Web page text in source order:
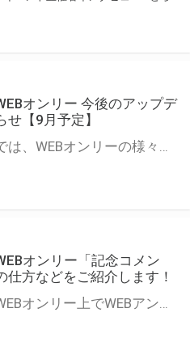
オンリー 今後のアップデ
せ【9月予定】
とらのあなでは、WEBオンリーの様々な支援を実施しています。 今回は2021年9月に実装を予定しているアップデート情報についてご紹介いたします。 とらのあなWEBオンリーサイトはこちら
オンリー「記念コメン
仕方などをご紹介します！
とらのあなWEBオンリー上でWEBアンソロジーが作成できる「記念コメント」について、その使い方や作成手順を解説します！ 支援タイプを「サークル参加型」「サークル参加型・マルシェ(イベント会場)機能付き」でお申し込みいただいている主催者様はぜひご活用ください♪ とらのあなWEBオンリーサイトはこちら